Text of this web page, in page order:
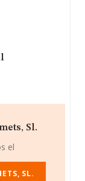
Sl.
el
SL.